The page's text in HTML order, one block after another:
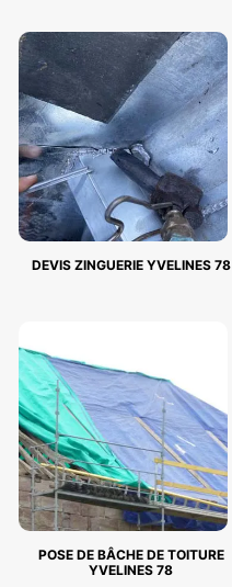
DEVIS ZINGUERIE YVELINES 78
POSE DE BÂCHE DE TOITURE
YVELINES 78